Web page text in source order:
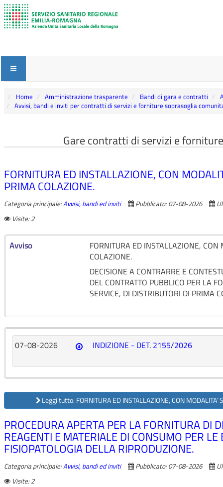
Home Amministrazione trasparente Bandi di gara e contratti
Avvisi, bandi e inviti per contratti di servizi e forniture soprasoglia
Gare contratti di servizi e
FORNITURA ED INSTALLAZIONE, CON
PRIMA COLAZIONE.
Categoria principale:Avvisi, bandi ed inviti Pubblicato: 07-08-2026
Visite: 2
Avviso
FORNITURA ED INSTALLAZIONE, CON
COLAZIONE.
DECISIONE A CONTRARRE E
DEL CONTRATTO PUBBLICO PER LA
SERVICE, DI DISTRIBUTORI DI PRIMA
07-08-2026 INDIZIONE - DET. 2155/2026
Leggi tutto: FORNITURA ED INSTALLAZIONE, CON
PROCEDURA APERTA PER LA FORNITURA DI
REAGENTI E MATERIALE DI CONSUMO PER LE
FISIOPATOLOGIA DELLA RIPRODUZIONE.
Categoria principale:Avvisi, bandi ed inviti Pubblicato: 07-08-2026
Visite: 2